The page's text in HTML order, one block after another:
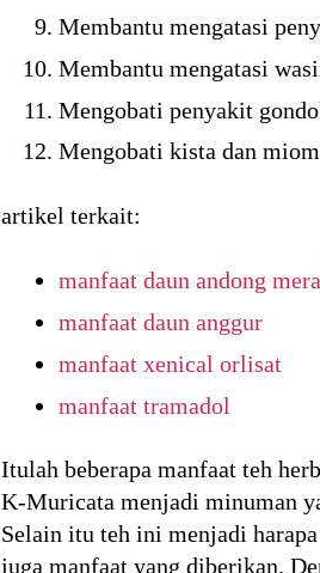
Membantu mengatasi
Membantu mengatasi
Mengobati penyakit
Mengobati kista dan
artikel terkait:
manfaat daun andong
manfaat daun anggur
manfaat xenical orlisat
manfaat tramadol
Itulah beberapa manfaat teh
K-Muricata menjadi minuman
Selain itu teh ini menjadi
juga manfaat yang diberikan.